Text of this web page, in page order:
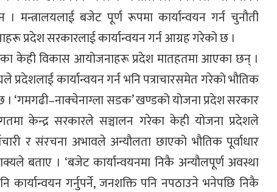
मन्त्रालयलाई बजेट पूर्ण रूपमा कार्यान्वयन गर्न चुनौती
प्रदेश सरकारलाई कार्यान्वयन गर्न आग्रह गरेको छ ।
केही विकास आयोजनाहरू प्रदेश मातहतमा आएका छन् ।
कार्यान्वयन गर्न भनि पत्राचारसमेत गरेको भौतिक
। ‘गमगढी–नाक्चेनाग्ला सडक’ खण्डको योजना प्रदेश सरकार
केन्द्र सरकारले सञ्चालन गरेका केही योजना प्रदेशले
र संरचना अभावले अन्यौलता छाएको भौतिक पूर्वाधार
बताए । ‘बजेट कार्यान्वयनमा निकै अन्यौलपूर्ण अवस्था
गर्नुपर्ने, जनशक्ति पनि नपठाउने भनेपछि निकै